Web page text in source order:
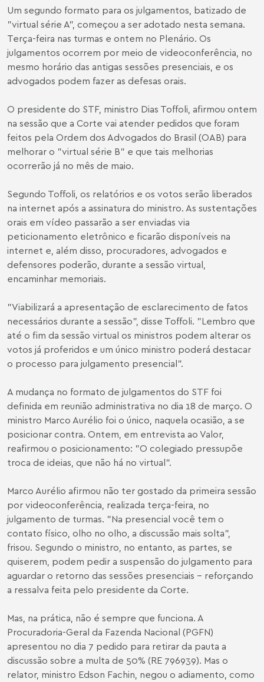
Um segundo formato para os julgamentos, batizado de
"virtual série A", começou a ser adotado nesta semana.
Terça-feira nas turmas e ontem no Plenário. Os
julgamentos ocorrem por meio de videoconferência, no
mesmo horário das antigas sessões presenciais, e os
advogados podem fazer as defesas orais.
O presidente do STF, ministro Dias Toffoli, afirmou ontem
na sessão que a Corte vai atender pedidos que foram
feitos pela Ordem dos Advogados do Brasil (OAB) para
melhorar o "virtual série B" e que tais melhorias
ocorrerão já no mês de maio.
Segundo Toffoli, os relatórios e os votos serão liberados
na internet após a assinatura do ministro. As sustentações
orais em vídeo passarão a ser enviadas via
peticionamento eletrônico e ficarão disponíveis na
internet e, além disso, procuradores, advogados e
defensores poderão, durante a sessão virtual,
encaminhar memoriais.
"Viabilizará a apresentação de esclarecimento de fatos
necessários durante a sessão", disse Toffoli. "Lembro que
até o fim da sessão virtual os ministros podem alterar os
votos já proferidos e um único ministro poderá destacar
o processo para julgamento presencial".
A mudança no formato de julgamentos do STF foi
definida em reunião administrativa no dia 18 de março. O
ministro Marco Aurélio foi o único, naquela ocasião, a se
posicionar contra. Ontem, em entrevista ao Valor,
reafirmou o posicionamento: "O colegiado pressupõe
troca de ideias, que não há no virtual".
Marco Aurélio afirmou não ter gostado da primeira sessão
por videoconferência, realizada terça-feira, no
julgamento de turmas. "Na presencial você tem o
contato físico, olho no olho, a discussão mais solta",
frisou. Segundo o ministro, no entanto, as partes, se
quiserem, podem pedir a suspensão do julgamento para
aguardar o retorno das sessões presenciais - reforçando
a ressalva feita pelo presidente da Corte.
Mas, na prática, não é sempre que funciona. A
Procuradoria-Geral da Fazenda Nacional (PGFN)
apresentou no dia 7 pedido para retirar da pauta a
discussão sobre a multa de 50% (RE 796939). Mas o
relator, ministro Edson Fachin, negou o adiamento, como